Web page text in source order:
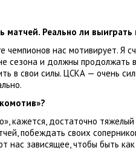
Реально ли выиграть
чемпионов нас мотивирует. Я
сезона и должны продолжать
в свои силы. ЦСКА — очень
кажется, достаточно
, побеждать своих
нас зависящее, чтобы быть